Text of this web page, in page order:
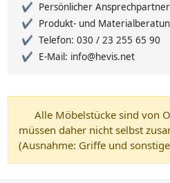
Persönlicher Ansprechpartner
Produkt- und
Telefon: 030 / 23 255 65 90
E-Mail: info@hevis.net
Alle Möbelstücke sind von
müssen daher nicht selbst
(Ausnahme: Griffe und